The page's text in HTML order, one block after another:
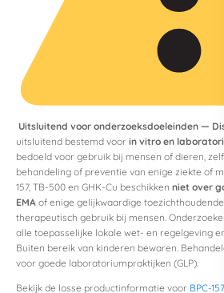
Uitsluitend voor onderzoeksdoeleinden —
uitsluitend bestemd voor in vitro en
bedoeld voor gebruik bij mensen of dieren,
behandeling of preventie van enige ziekte of
157, TB-500 en GHK-Cu beschikken niet over
EMA of enige gelijkwaardige toezichthoudende
therapeutisch gebruik bij mensen.
alle toepasselijke lokale wet- en regelgeving
Buiten bereik van kinderen bewaren.
voor goede laboratoriumpraktijken (GLP).
Bekijk de losse productinformatie voor BPC-157